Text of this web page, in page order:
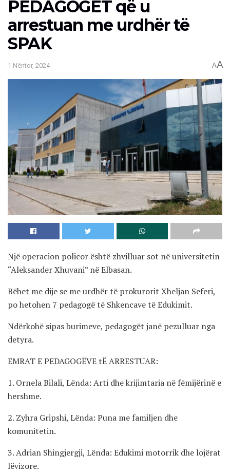
PEDAGOGËT që u
arrestuan me urdhër të
SPAK
1 Nëntor, 2024 AA
Një operacion policor është zhvilluar sot në universitetin
“Aleksander Xhuvani” në Elbasan.
Bëhet me dije se me urdhër të prokurorit Xheljan Seferi,
po hetohen 7 pedagogë të Shkencave të Edukimit.
Ndërkohë sipas burimeve, pedagogët janë pezulluar nga
detyra.
EMRAT E PEDAGOGËVE tË ARRESTUAR:
1. Ornela Bilali, Lënda: Arti dhe krijimtaria në fëmijërinë e
hershme.
2. Zyhra Gripshi, Lënda: Puna me familjen dhe
komunitetin.
3. Adrian Shingjergji, Lënda: Edukimi motorrik dhe lojërat
lëvizore.